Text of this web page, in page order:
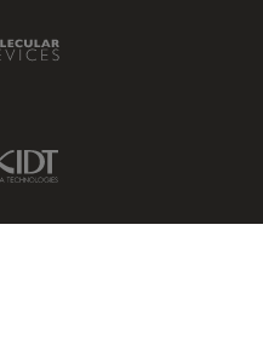
Molecular Devices Link
IDT Link